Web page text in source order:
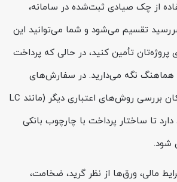
از چک صیادی ثبت‌شده در سامانه،
تقسیم می‌شود و شما می‌توانید این
پروژه‌تان تأمین کنید، در حالی که پرداخت
هماهنگ نگه می‌دارید. در سفارش‌های
بزرگ‌تر و سازمانی، امکان بررسی روش‌های اعتباری دیگر (مانند LC
دارد تا ساختار پرداخت با چارچوب بانکی
شود.
مالی، ورق‌ها از نظر گرید، ضخامت،